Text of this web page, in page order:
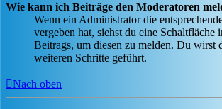
Wie kann ich Beiträge den Moderatoren
Wenn ein Administrator die
vergeben hat, siehst du eine Schaltfläche
Beitrags, um diesen zu melden. Du wirst
weiteren Schritte geführt.
Nach oben